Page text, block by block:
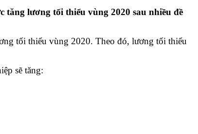
tăng lương tối thiểu vùng 2020 sau nhiều đề
tối thiểu vùng 2020. Theo đó, lương tối thiểu
sẽ tăng: